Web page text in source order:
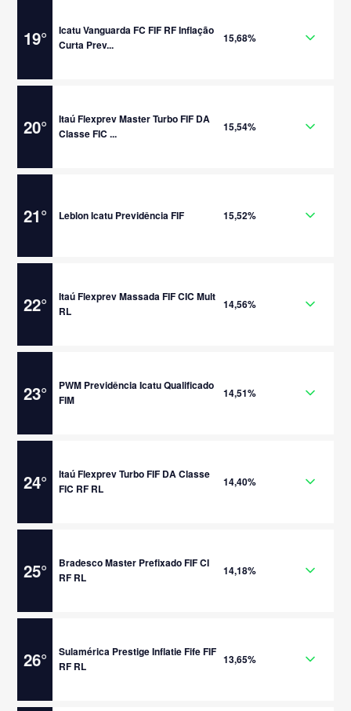
19°
Icatu Vanguarda FC FIF RF Inflação
Curta Prev...
15,68%
20°
Itaú Flexprev Master Turbo FIF DA
Classe FIC ...
15,54%
21° Leblon Icatu Previdência FIF 15,52%
22°
Itaú Flexprev Massada FIF CIC Mult
RL
14,56%
23°
PWM Previdência Icatu Qualificado
FIM
14,51%
24°
Itaú Flexprev Turbo FIF DA Classe
FIC RF RL
14,40%
25°
Bradesco Master Prefixado FIF CI
RF RL
14,18%
26°
Sulamérica Prestige Inflatie Fife FIF
RF RL
13,65%